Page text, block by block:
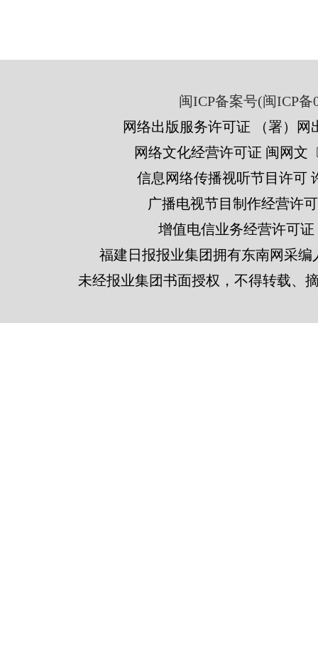
闽ICP备案号(闽ICP备
网络出版服务许可证 （署）网
网络文化经营许可证 闽网文
信息网络传播视听节目许可
广播电视节目制作经营许
增值电信业务经营许可证
福建日报报业集团拥有东南网采
未经报业集团书面授权，不得转载、